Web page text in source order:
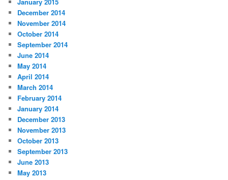
December 2014
November 2014
October 2014
September 2014
June 2014
May 2014
April 2014
March 2014
February 2014
January 2014
December 2013
November 2013
October 2013
September 2013
June 2013
May 2013